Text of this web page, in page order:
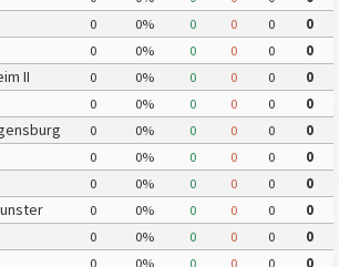
0 0% 0 0 0
0
0 0% 0 0 0
0
II 0 0% 0 0 0
0
0 0% 0 0 0
0
0 0% 0 0 0
0
0 0% 0 0 0
0
0 0% 0 0 0
0
0 0% 0 0 0
0
0 0% 0 0 0
0
0 0% 0 0 0
0